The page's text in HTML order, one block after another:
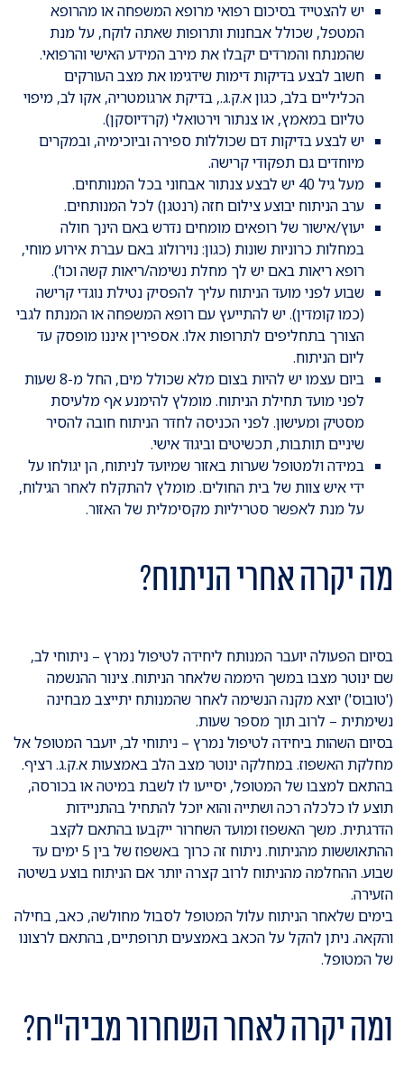
יש להצטייד בסיכום רפואי מרופא המשפחה או מהרופא
המטפל, שכולל אבחנות ותרופות שאתה לוקח, על מנת
שהמנתח והמרדים יקבלו את מירב המידע האישי והרפואי.
חשוב לבצע בדיקות דימות שידגימו את מצב העורקים
הכליליים בלב, כגון א.ק.ג., בדיקת ארגומטריה, אקו לב, מיפוי
טליום במאמץ, או צנתור וירטואלי (קרדיוסקן).
יש לבצע בדיקות דם שכוללות ספירה וביוכימיה, ובמקרים
מיוחדים גם תפקודי קרישה.
מעל גיל 40 יש לבצע צנתור אבחוני בכל המנותחים.
ערב הניתוח יבוצע צילום חזה (רנטגן) לכל המנותחים.
יעוץ/אישור של רופאים מומחים נדרש באם הינך חולה
במחלות כרוניות שונות (כגון: נוירולוג באם עברת אירוע מוחי,
רופא ריאות באם יש לך מחלת נשימה/ריאות קשה וכו').
שבוע לפני מועד הניתוח עליך להפסיק נטילת נוגדי קרישה
(כמו קומדין). יש להתייעץ עם רופא המשפחה או המנתח לגבי
הצורך בתחליפים לתרופות אלו. אספירין איננו מופסק עד
ליום הניתוח.
ביום עצמו יש להיות בצום מלא שכולל מים, החל מ-8 שעות
לפני מועד תחילת הניתוח. מומלץ להימנע אף מלעיסת
מסטיק ומעישון. לפני הכניסה לחדר הניתוח חובה להסיר
שיניים תותבות, תכשיטים וביגוד אישי.
במידה ולמטופל שערות באזור שמיועד לניתוח, הן יגולחו על
ידי איש צוות של בית החולים. מומלץ להתקלח לאחר הגילוח,
על מנת לאפשר סטריליות מקסימלית של האזור.
מה יקרה אחרי הניתוח?
בסיום הפעולה יועבר המנותח ליחידה לטיפול נמרץ – ניתוחי לב,
שם ינוטר מצבו במשך היממה שלאחר הניתוח. צינור ההנשמה
('טובוס') יוצא מקנה הנשימה לאחר שהמנותח יתייצב מבחינה
נשימתית – לרוב תוך מספר שעות.
בסיום השהות ביחידה לטיפול נמרץ – ניתוחי לב, יועבר המטופל אל
מחלקת האשפוז. במחלקה ינוטר מצב הלב באמצעות א.ק.ג. רציף.
בהתאם למצבו של המטופל, יסייעו לו לשבת במיטה או בכורסה,
תוצע לו כלכלה רכה ושתייה והוא יוכל להתחיל בהתניידות
הדרגתית. משך האשפוז ומועד השחרור ייקבעו בהתאם לקצב
ההתאוששות מהניתוח. ניתוח זה כרוך באשפוז של בין 5 ימים עד
שבוע. ההחלמה מהניתוח לרוב קצרה יותר אם הניתוח בוצע בשיטה
הזעירה.
בימים שלאחר הניתוח עלול המטופל לסבול מחולשה, כאב, בחילה
והקאה. ניתן להקל על הכאב באמצעים תרופתיים, בהתאם לרצונו
של המטופל.
ומה יקרה לאחר השחרור מביה"ח?